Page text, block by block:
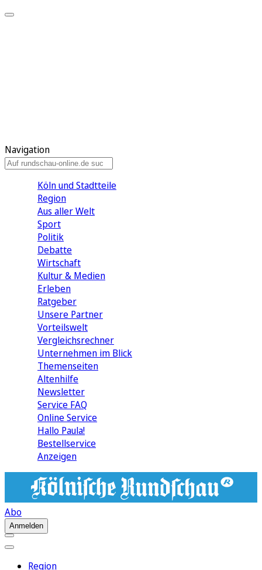
Navigation
Köln und Stadtteile
Region
Aus aller Welt
Sport
Politik
Debatte
Wirtschaft
Kultur & Medien
Erleben
Ratgeber
Unsere Partner
Vorteilswelt
Vergleichsrechner
Unternehmen im Blick
Themenseiten
Altenhilfe
Newsletter
Service FAQ
Online Service
Hallo Paula!
Bestellservice
Anzeigen
Abo
Anmelden
Region